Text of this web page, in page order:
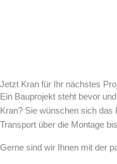
Jetzt Kran für Ihr nächstes
Ein Bauprojekt steht bevor
Kran? Sie wünschen sich
Transport über die Montage
Gerne sind wir Ihnen mit der